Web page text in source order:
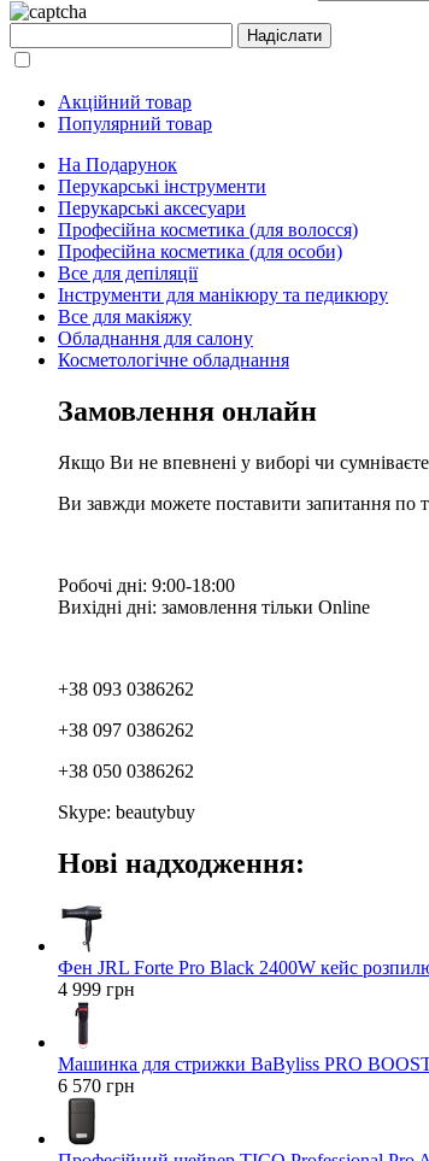
Акційний товар
Популярний товар
На Подарунок
Перукарські інструменти
Перукарські аксесуари
Професійна косметика (для волосся)
Професійна косметика (для особи)
Все для депіляції
Інструменти для манікюру та педикюру
Все для макіяжу
Обладнання для салону
Косметологічне обладнання
Замовлення онлайн
Якщо Ви не впевнені у виборі чи
Ви завжди можете поставити запитання по
Робочі дні: 9:00-18:00
Вихідні дні: замовлення тільки Online
+38 093 0386262
+38 097 0386262
+38 050 0386262
Skype: beautybuy
Нові надходження:
Фен JRL Forte Pro Black 2400W кейс
4 999 грн
Машинка для стрижки BaByliss PRO
6 570 грн